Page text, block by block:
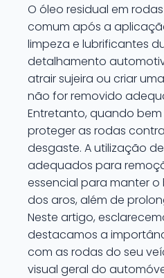
O óleo residual em
comum após a
limpeza e lubrificantes
detalhamento
atrair sujeira ou criar
não for removido
Entretanto, quando
proteger as rodas
desgaste. A utilização
adequados para
essencial para manter o
dos aros, além de
Neste artigo,
destacamos a
com as rodas do seu
visual geral do